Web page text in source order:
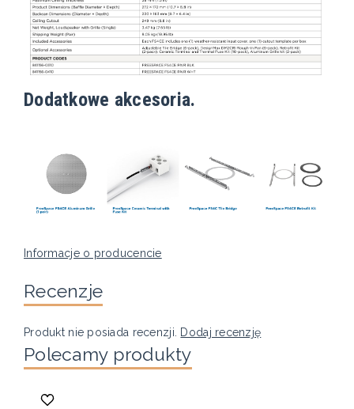
Dodatkowe akcesoria.
Informacje o producencie
Recenzje
Produkt nie posiada recenzji. Dodaj recenzję
Polecamy produkty